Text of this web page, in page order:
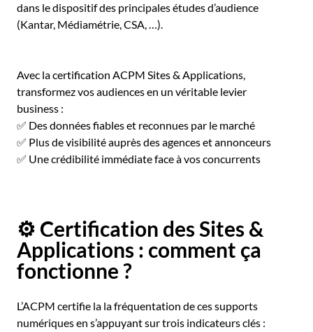
dans le dispositif des principales études d’audience
(Kantar, Médiamétrie, CSA, …).
Avec la certification ACPM Sites & Applications,
transformez vos audiences en un véritable levier
business :
✅ Des données fiables et reconnues par le marché
✅ Plus de visibilité auprès des agences et annonceurs
✅ Une crédibilité immédiate face à vos concurrents
⚙️ Certification des Sites &
Applications : comment ça
fonctionne ?
L’ACPM certifie la la fréquentation de ces supports
numériques en s’appuyant sur trois indicateurs clés :